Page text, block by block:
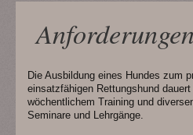
Anforderungen
Die Ausbildung eines Hundes zum
einsatzfähigen Rettungshund
wöchentlichem Training und
Seminare und Lehrgänge.